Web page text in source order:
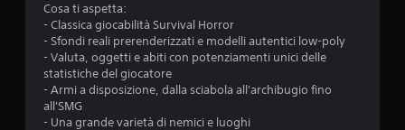
6
s
Cosa ti aspetta:
- Classica giocabilità Survival Horror
- Sfondi reali prerenderizzati e modelli autentici low-poly
- Valuta, oggetti e abiti con potenziamenti unici delle
statistiche del giocatore
- Armi a disposizione, dalla sciabola all'archibugio fino
all'SMG
- Una grande varietà di nemici e luoghi